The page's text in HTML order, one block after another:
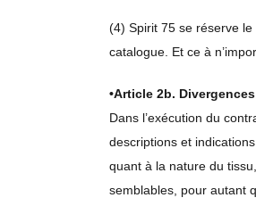
(4) Spirit 75 se réserve
catalogue. Et ce à
•Article 2b.
Dans l’exécution du
descriptions et
quant à la nature du
semblables, pour autant